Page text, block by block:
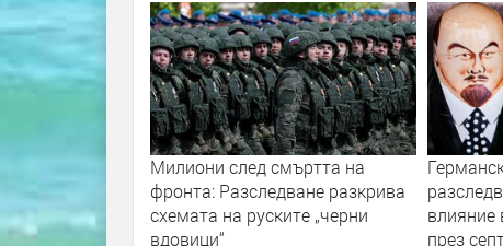
vs.
Милиони след смъртта на
фронта: Разследване разкрива
схемата на руските „черни
вдовици“
влияние
през